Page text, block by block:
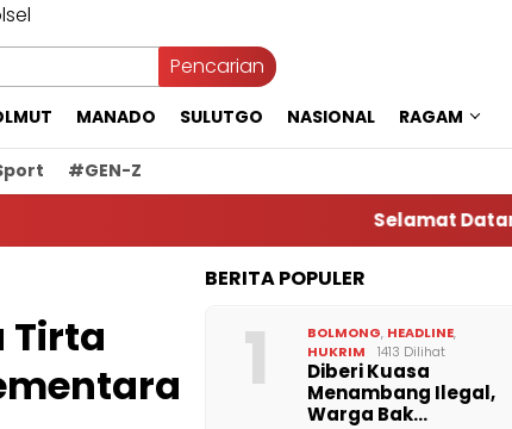
Pencarian
MANADO SULUTGO NASIONAL RAGAM
#GEN-Z
Selamat
Tirta
BERITA POPULER
1 BOLMONG, HEADLINE,
HUKRIM
1413 Dilihat
Diberi Kuasa
Menambang Ilegal,
Warga Bak…